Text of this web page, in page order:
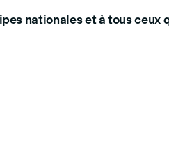
nationales et à tous ceux